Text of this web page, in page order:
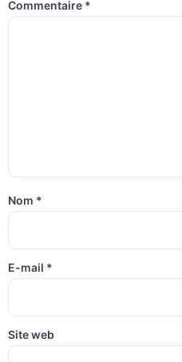
Commentaire *
Nom *
E-mail *
Site web